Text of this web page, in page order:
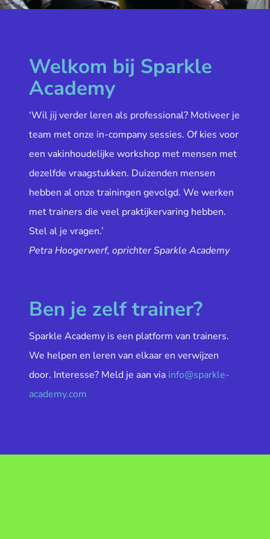
Welkom bij Sparkle
Academy
‘Wil jij verder leren als professional? Motiveer je
team met onze in-company sessies. Of kies voor
een vakinhoudelijke workshop met mensen met
dezelfde vraagstukken. Duizenden mensen
hebben al onze trainingen gevolgd. We werken
met trainers die veel praktijkervaring hebben.
Stel al je vragen.’
Petra Hoogerwerf, oprichter Sparkle Academy
Ben je zelf trainer?
Sparkle Academy is een platform van trainers.
We helpen en leren van elkaar en verwijzen
door. Interesse? Meld je aan via info@sparkle-
academy.com